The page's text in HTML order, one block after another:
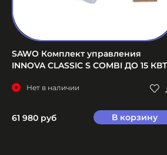
SAWO Комплект управления
INNOVA CLASSIC S COMBI ДО 15 КВТ
Нет в наличии
61 980 руб В корзину